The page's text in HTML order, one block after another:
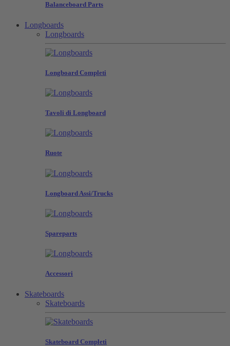
Balanceboard Parts
Longboards
Longboards
Longboard Completi
Tavoli di Longboard
Ruote
Longboard Assi/Trucks
Spareparts
Accessori
Skateboards
Skateboards
Skateboard Completi